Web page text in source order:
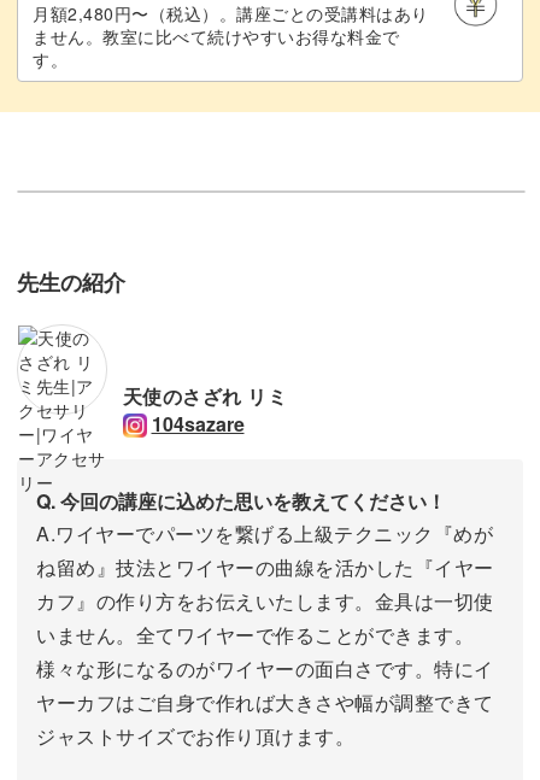
月額2,480円〜（税込）。講座ごとの受講料はあり
ません。教室に比べて続けやすいお得な料金で
す。
先生の紹介
天使のさざれ リミ
104sazare
Q. 今回の講座に込めた思いを教えてください！
A.ワイヤーでパーツを繋げる上級テクニック『めが
ね留め』技法とワイヤーの曲線を活かした『イヤー
カフ』の作り方をお伝えいたします。金具は一切使
いません。全てワイヤーで作ることができます。
様々な形になるのがワイヤーの面白さです。特にイ
ヤーカフはご自身で作れば大きさや幅が調整できて
ジャストサイズでお作り頂けます。